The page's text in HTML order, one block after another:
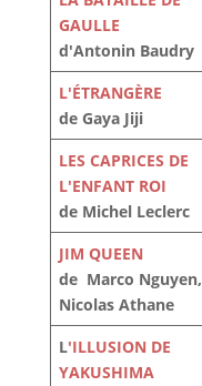
GAULLE
d'Antonin Baudry
L'ÉTRANGÈRE
de Gaya Jiji
LES CAPRICES DE
L'ENFANT ROI
de Michel Leclerc
JIM QUEEN
de Marco Nguyen,
Nicolas Athane
L'ILLUSION DE
YAKUSHIMA